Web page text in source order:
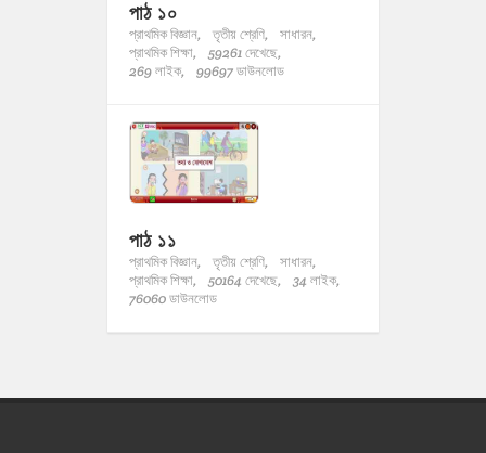
পাঠ ১০
প্রাথমিক বিজ্ঞান, তৃতীয় শ্রেণি,
সাধারন,
প্রাথমিক শিক্ষা,
59261 দেখেছে,
269 লাইক,
99697 ডাউনলোড
পাঠ ১১
প্রাথমিক বিজ্ঞান, তৃতীয় শ্রেণি,
সাধারন,
প্রাথমিক শিক্ষা,
50164 দেখেছে,
34 লাইক,
76060 ডাউনলোড